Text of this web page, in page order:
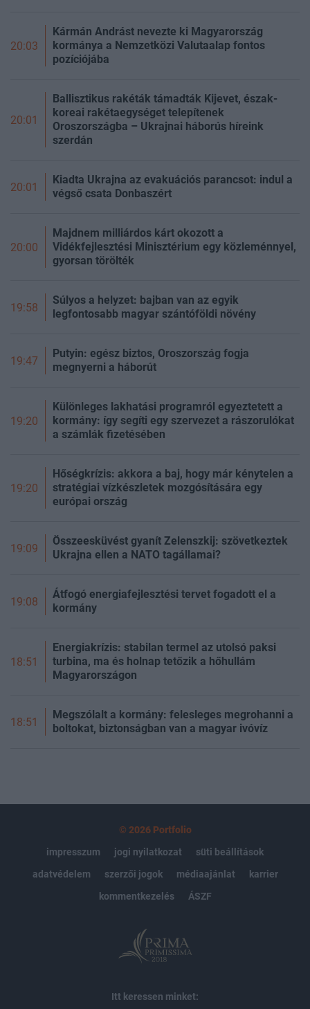
20:03
Kármán Andrást nevezte ki Magyarország
kormánya a Nemzetközi Valutaalap fontos
pozíciójába
20:01
Ballisztikus rakéták támadták Kijevet, észak-
koreai rakétaegységet telepítenek
Oroszországba – Ukrajnai háborús híreink
szerdán
20:01
Kiadta Ukrajna az evakuációs parancsot: indul a
végső csata Donbaszért
20:00
Majdnem milliárdos kárt okozott a
Vidékfejlesztési Minisztérium egy közleménnyel,
gyorsan törölték
19:58
Súlyos a helyzet: bajban van az egyik
legfontosabb magyar szántóföldi növény
19:47
Putyin: egész biztos, Oroszország fogja
megnyerni a háborút
19:20
Különleges lakhatási programról egyeztetett a
kormány: így segíti egy szervezet a rászorulókat
a számlák fizetésében
19:20
Hőségkrízis: akkora a baj, hogy már kénytelen a
stratégiai vízkészletek mozgósítására egy
európai ország
19:09
Összeesküvést gyanít Zelenszkij: szövetkeztek
Ukrajna ellen a NATO tagállamai?
19:08
Átfogó energiafejlesztési tervet fogadott el a
kormány
18:51
Energiakrízis: stabilan termel az utolsó paksi
turbina, ma és holnap tetőzik a hőhullám
Magyarországon
18:51
Megszólalt a kormány: felesleges megrohanni a
boltokat, biztonságban van a magyar ivóvíz
© 2026 Portfolio
impresszum
jogi nyilatkozat
süti beállítások
adatvédelem
szerzői jogok médiaajánlat
karrier
kommentkezelés
ÁSZF
Itt keressen minket: